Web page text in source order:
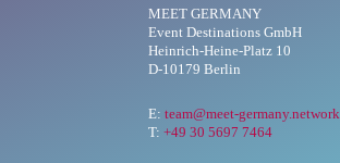
MEET GERMANY
Event Destinations GmbH
Heinrich-Heine-Platz 10
D-10179 Berlin
E:team@meet-germany.network
T:+49 30 5697 7464